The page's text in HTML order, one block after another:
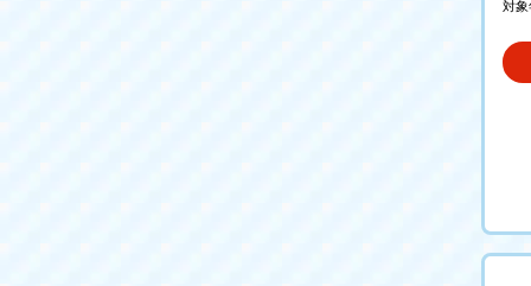
対象